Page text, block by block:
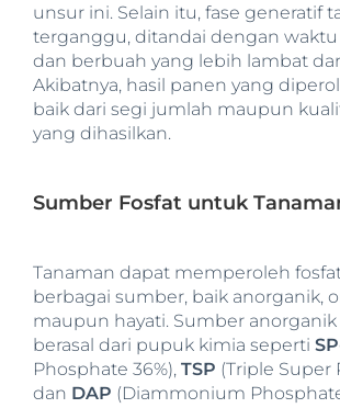
unsur ini. Selain itu, fase generatif
terganggu, ditandai dengan
dan berbuah yang lebih lambat
Akibatnya, hasil panen yang
baik dari segi jumlah maupun
yang dihasilkan.
Sumber Fosfat untuk
Tanaman dapat memperoleh
berbagai sumber, baik anorganik,
maupun hayati. Sumber
berasal dari pupuk kimia seperti
Phosphate 36%), TSP (Triple Super
dan DAP (Diammonium